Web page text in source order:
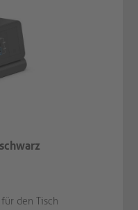
den Tisch